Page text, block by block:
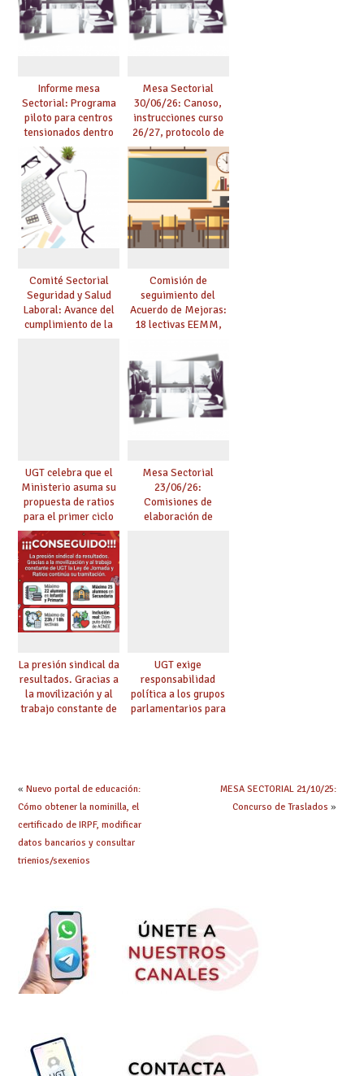
centro
la mayor agilidad
posible
Informe mesa
Sectorial: Programa
piloto para centros
tensionados dentro
del marco del
Acuerdo de Mejoras y
evaluación del curso
25/26
Mesa Sectorial
30/06/26: Canoso,
instrucciones curso
26/27, protocolo de
agresiones.
Comité Sectorial
Seguridad y Salud
Laboral: Avance del
cumplimiento de la
Comisión de
seguimiento del
Acuerdo de Mejoras:
18 lectivas EEMM,
mayores 55 y pilotaje
en centros
tensionados
UGT celebra que el
Ministerio asuma su
propuesta de ratios
para el primer ciclo
de Infantil y pide
extender la misma
ambición al resto de
etapas
Mesa Sectorial
23/06/26:
Comisiones de
elaboración de
La presión sindical da
resultados. Gracias a
la movilización y al
trabajo constante de
UGT exige
responsabilidad
política a los grupos
parlamentarios para
« Nuevo portal de educación:
Cómo obtener la nominilla, el
certificado de IRPF, modificar
datos bancarios y consultar
trienios/sexenios
MESA SECTORIAL 21/10/25:
Concurso de Traslados »